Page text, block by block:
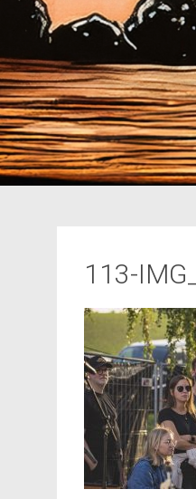
113-